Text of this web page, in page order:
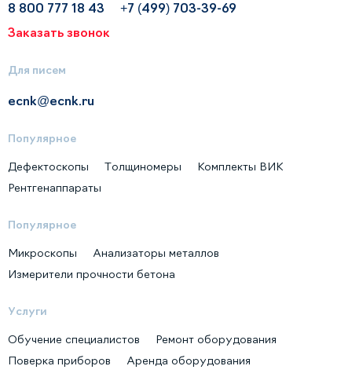
8 800 777 18 43
+7 (499) 703-39-69
Заказать звонок
Для писем
ecnk@ecnk.ru
Популярное
Дефектоскопы Толщиномеры
Комплекты ВИК
Рентгенаппараты
Популярное
Микроскопы
Анализаторы металлов
Измерители прочности бетона
Услуги
Обучение специалистов
Ремонт оборудования
Поверка приборов
Аренда оборудования